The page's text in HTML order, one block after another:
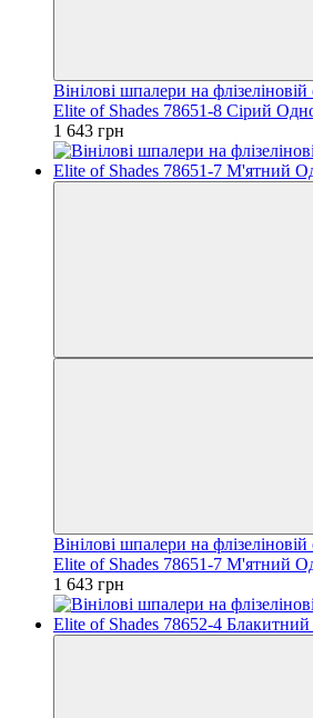
Вінілові шпалери на
Elite of Shades 78651-8 Сірий
1 643 грн
Вінілові шпалери на
Elite of Shades 78651-7 М'ятний
1 643 грн